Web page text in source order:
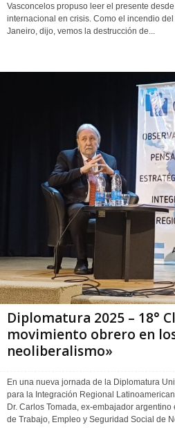
Vasconcelos propuso leer el presente
internacional en crisis. Como el incendio
Janeiro, dijo, vemos la destrucción de...
Diplomatura 2025 – 18°
movimiento obrero en
neoliberalismo»
En una nueva jornada de la Diplomatura
para la Integración Regional
Dr. Carlos Tomada, ex-embajador
de Trabajo, Empleo y Seguridad Social de